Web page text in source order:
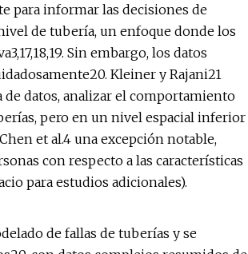
para informar las decisiones de
de tubería, un enfoque donde los
Sin embargo, los datos
Kleiner y Rajani21
datos, analizar el comportamiento
pero en un nivel espacial inferior
et al.4 una excepción notable,
con respecto a las características
para estudios adicionales).
de fallas de tuberías y se